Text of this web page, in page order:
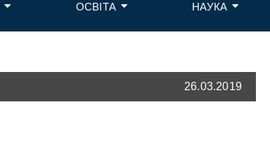
ОСВІТА НАУКА
26.03.2019